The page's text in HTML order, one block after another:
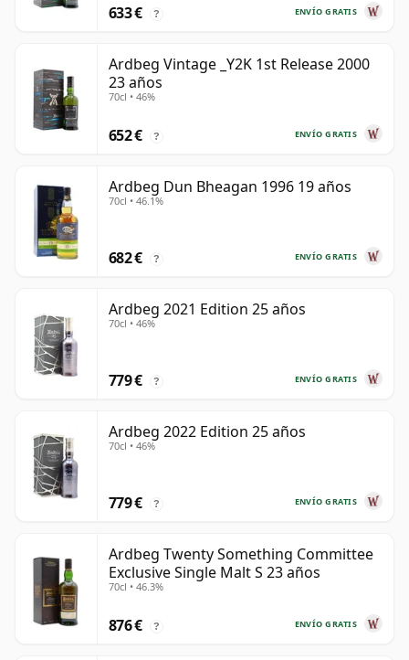
ENVÍO GRATIS
633 € ?
Ardbeg Vintage _Y2K 1st Release 2000
23 años
70cl • 46%
ENVÍO GRATIS
652 € ?
Ardbeg Dun Bheagan 1996 19 años
70cl • 46.1%
ENVÍO GRATIS
682 € ?
Ardbeg 2021 Edition 25 años
70cl • 46%
ENVÍO GRATIS
779 € ?
Ardbeg 2022 Edition 25 años
70cl • 46%
ENVÍO GRATIS
779 € ?
Ardbeg Twenty Something Committee
Exclusive Single Malt S 23 años
70cl • 46.3%
ENVÍO GRATIS
876 € ?